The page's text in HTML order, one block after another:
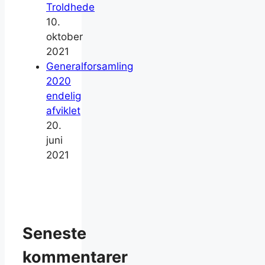
Troldhede
10.
oktober
2021
Generalforsamling
2020
endelig
afviklet
20.
juni
2021
Seneste
kommentarer